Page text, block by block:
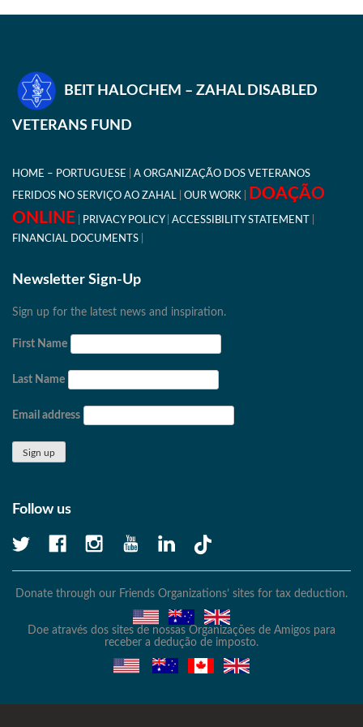
BEIT HALOCHEM – ZAHAL DISABLED
VETERANS FUND
HOME – PORTUGUESE
A ORGANIZAÇÃO DOS VETERANOS
FERIDOS NO SERVIÇO AO ZAHAL
OUR WORK
DOAÇÃO
ONLINE
PRIVACY POLICY
ACCESSIBILITY STATEMENT
FINANCIAL DOCUMENTS
Newsletter Sign-Up
Sign up for the latest news and inspiration.
First Name
Last Name
Email address
Follow us
Donate through our Friends Organizations’ sites for tax deduction.
Doe através dos sites de nossas Organizações de Amigos para
receber a dedução de imposto.